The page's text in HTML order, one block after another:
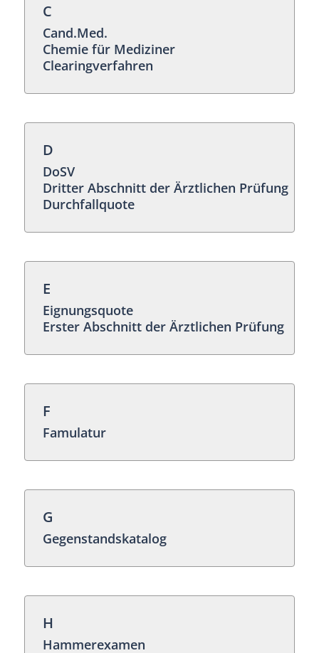
C
Cand.Med.
Chemie für Mediziner
Clearingverfahren
D
DoSV
Dritter Abschnitt der Ärztlichen Prüfung
Durchfallquote
E
Eignungsquote
Erster Abschnitt der Ärztlichen Prüfung
F
Famulatur
G
Gegenstandskatalog
H
Hammerexamen